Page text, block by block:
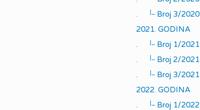
.
|_
Broj 3/2020
2021. GODINA
.
|_
Broj 1/2021
.
|_
Broj 2/2021
.
|_
Broj 3/2021
2022. GODINA
.
|_
Broj 1/2022